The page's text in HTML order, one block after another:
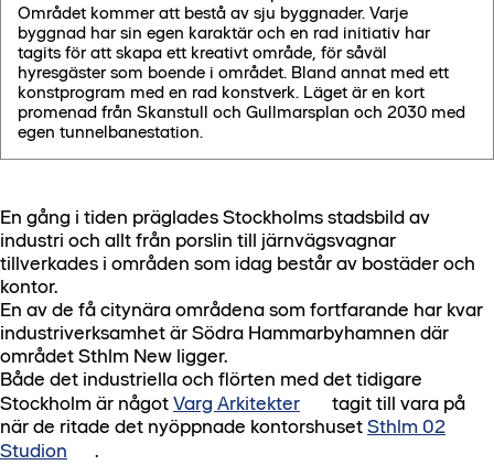
Området kommer att bestå av sju byggnader. Varje
byggnad har sin egen karaktär och en rad initiativ har
tagits för att skapa ett kreativt område, för såväl
hyresgäster som boende i området. Bland annat med ett
konstprogram med en rad konstverk. Läget är en kort
promenad från Skanstull och Gullmarsplan och 2030 med
egen tunnelbanestation.
En gång i tiden präglades Stockholms stadsbild av
industri och allt från porslin till järnvägsvagnar
tillverkades i områden som idag består av bostäder och
kontor.
En av de få citynära områdena som fortfarande har kvar
industriverksamhet är Södra Hammarbyhamnen där
området Sthlm New ligger.
Både det industriella och flörten med det tidigare
Stockholm är någotVarg Arkitekter
tagit till vara på
när de ritade det nyöppnade kontorshusetSthlm 02
Studion
.